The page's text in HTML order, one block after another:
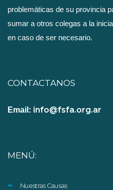
problemáticas de su provincia
sumar a otros colegas a la
en caso de ser necesario.
CONTACTANOS
Email: info@fsfa.org.ar
MENÚ:
Nuestras Causas